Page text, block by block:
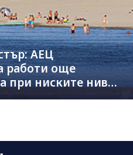
АЕЦ
работи още
при ниските нива